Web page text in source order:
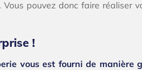
pouvez donc faire réaliser
!
vous est fourni de manière